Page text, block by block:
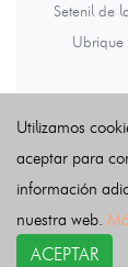
Setenil de
Ubrique
Utilizamos
aceptar para
información
nuestra web.
ACEPTAR